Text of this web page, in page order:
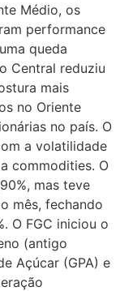
Médio, os
performance
queda
Central reduziu
mais
no Oriente
no país. O
a volatilidade
commodities. O
mas teve
mês, fechando
O FGC iniciou o
(antigo
Açúcar (GPA) e